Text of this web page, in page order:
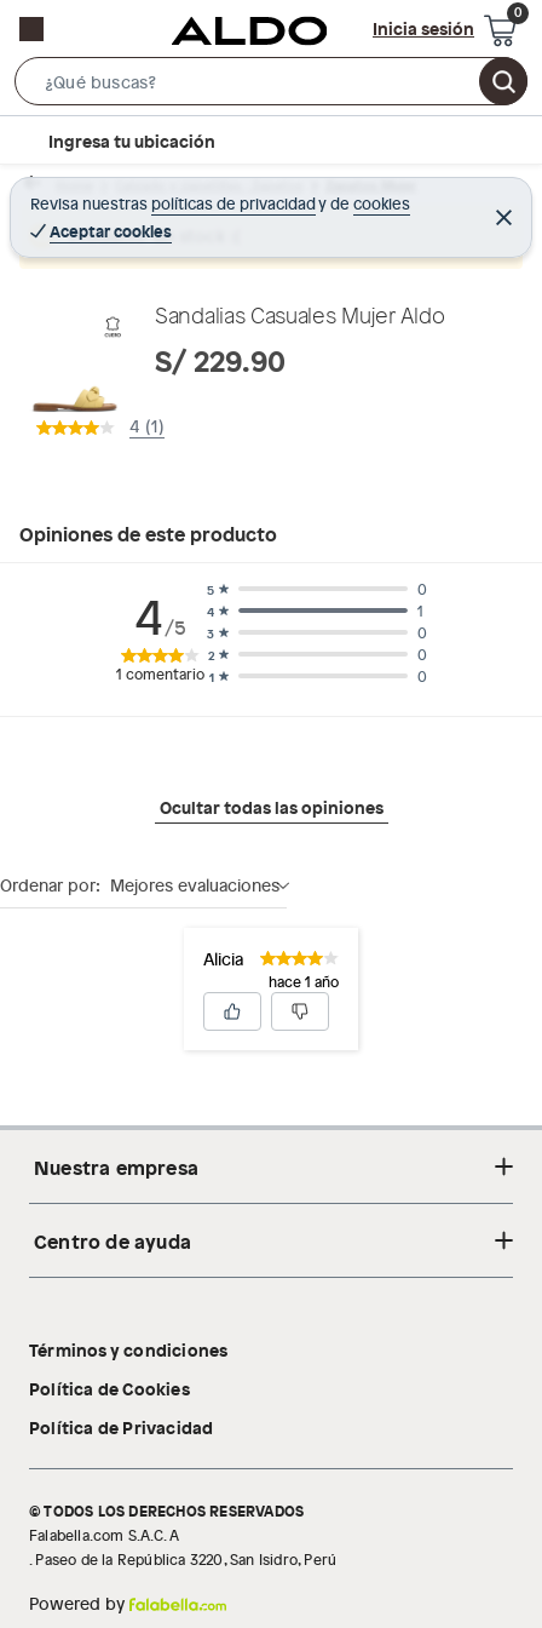
Inicia sesión
e
r
c
B
r
c
t
Ingresa tu ubicación
Revisa nuestras políticas de privacidadyde cookies
Aceptar cookies
C
e
r
Home Calzado y zapatillas - Zapatos Zapatos Mujer
Producto sin stock :(
Sandalias Casuales Mujer Aldo
S/ 229.90
4 (1)
Opiniones de este producto
4/5
1 comentario 1 0
2 0
3 0
4 1
5 0
Ocultar todas las opiniones
Ordenar por: Mejores evaluaciones
Alicia
hace 1 año
Nuestra empresa
Acerca de nosotros
Tecnología Pillow Walk
Centro de ayuda
Libro de reclamaciones
Términos y condiciones
Política de Cookies
Política de Privacidad
© TODOS LOS DERECHOS RESERVADOS
Falabella.com S.A.C. A
. Paseo de la República 3220, San Isidro, Perú
Powered by